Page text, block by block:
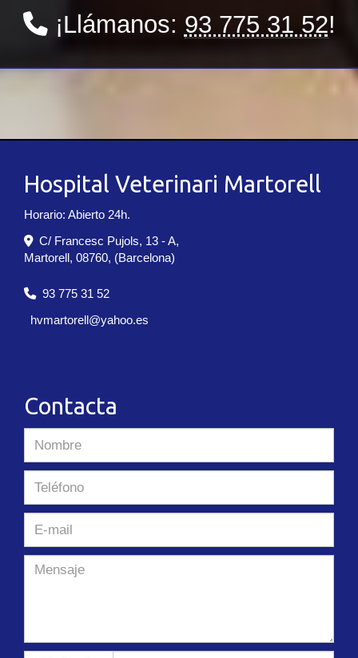
¡Llámanos: 93 775 31 52!
Hospital Veterinari Martorell
Horario: Abierto 24h.
C/ Francesc Pujols, 13 - A,
Martorell , 08760, (Barcelona)
93 775 31 52
hvmartorell
yahoo.es
Contacta